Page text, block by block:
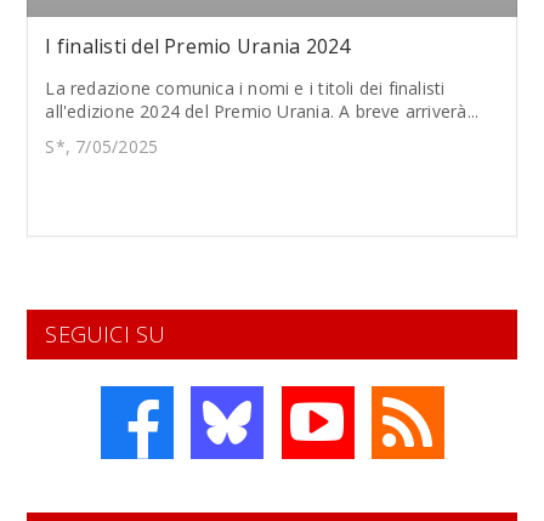
I finalisti del Premio Urania 2024
La redazione comunica i nomi e i titoli dei finalisti
all'edizione 2024 del Premio Urania. A breve arriverà...
S*, 7/05/2025
SEGUICI SU